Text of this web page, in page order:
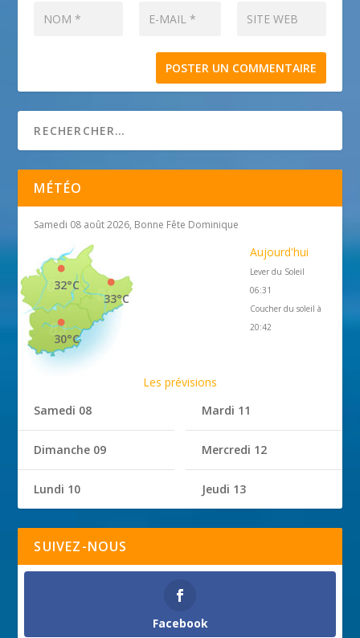
MÉTÉO
Samedi 08 août 2026, Bonne Fête Dominique
33°C
32°C
30°C
Aujourd'hui
Lever du Soleil
06:31
Coucher du soleil à
20:42
Les prévisions
Samedi 08
Dimanche 09
Lundi 10
Mardi 11
Mercredi 12
Jeudi 13
SUIVEZ-NOUS
Facebook